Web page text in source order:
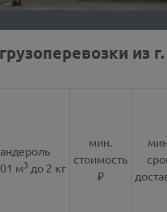
из г.
м3 до 2 кг
мин.
стоимость
₽